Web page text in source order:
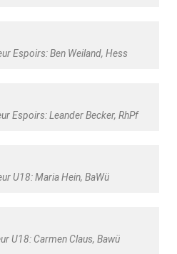
Espoirs: Ben Weiland, Hess
Espoirs: Leander Becker, RhPf
U18: Maria Hein, BaWü
U18: Carmen Claus, Bawü